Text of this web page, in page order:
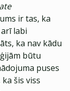
ir tas, ka
labi
ka nav kādu
būtu
puses
šis viss